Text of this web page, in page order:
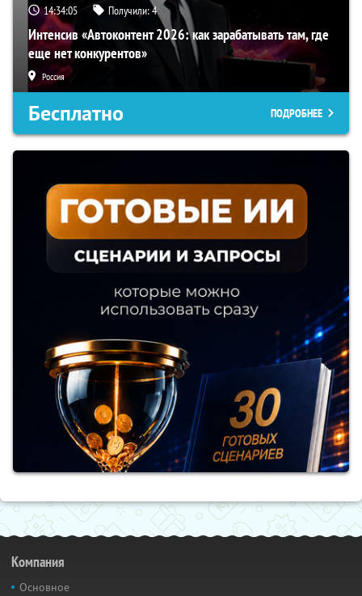
14:34:04 Получили:4
Интенсив «Автоконтент 2026: как зарабатывать там, где
еще нет конкурентов»
Россия
Бесплатно ПОДРОБНЕЕ
Компания
Основное